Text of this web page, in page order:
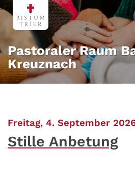
Zum Inhalt springen
Pastoraler Raum
Kreuznach
Freitag, 4. September
Stille Anbetung